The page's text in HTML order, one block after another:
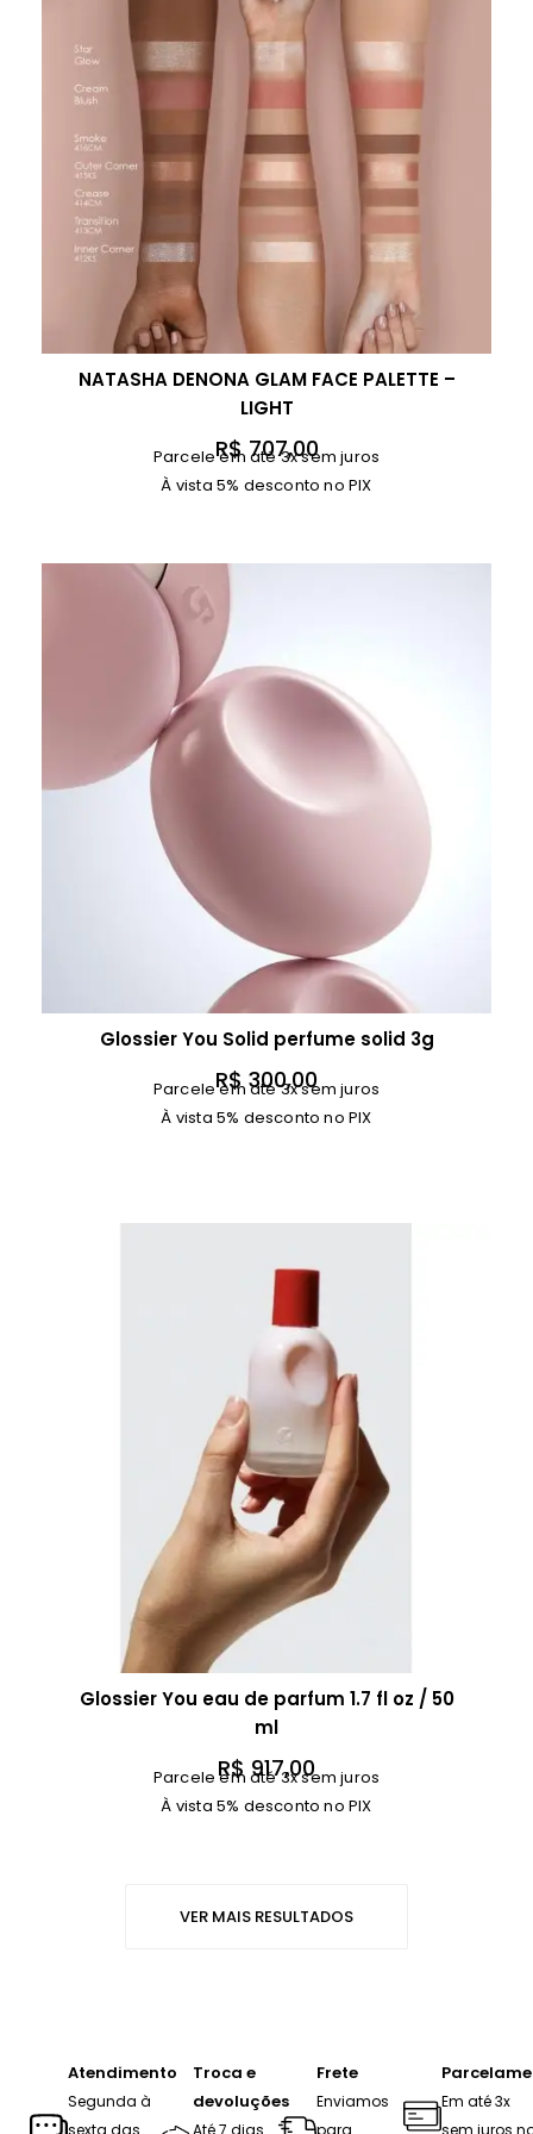
NATASHA DENONA GLAM FACE PALETTE –
LIGHT
R$707,00
Parcele em até 3x sem juros
À vista 5% desconto no PIX
Glossier You Solid perfume solid 3g
R$300,00
Parcele em até 3x sem juros
À vista 5% desconto no PIX
Glossier You eau de parfum 1.7 fl oz / 50
ml
R$ 917,00
Parcele em até 3x sem juros
À vista 5% desconto no PIX
VER MAIS RESULTADOS
Atendimento
Segunda à
Troca e
devoluções
Frete
Enviamos
Em até 3x